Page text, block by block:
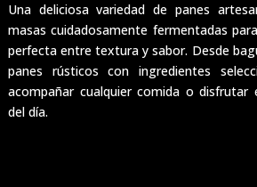
Una deliciosa variedad de panes
masas cuidadosamente fermentadas
perfecta entre textura y sabor. Desde
panes rústicos con ingredientes
acompañar cualquier comida o disfrutar
del día.